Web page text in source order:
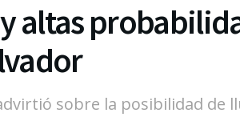
altas
sobre la posibilidad de